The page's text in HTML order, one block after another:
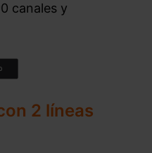
canales y
2 líneas